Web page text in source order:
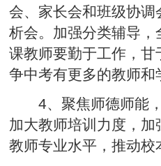
会、家长会和班级协
析会。加强分类辅导
课教师要勤于工作，甘
争中考有更多的教师和
4、聚焦师德师能
加大教师培训力度，
教师专业水平，推动校